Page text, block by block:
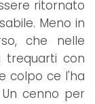
ritornato
Meno in
che nelle
trequarti con
colpo ce l'ha
cenno per